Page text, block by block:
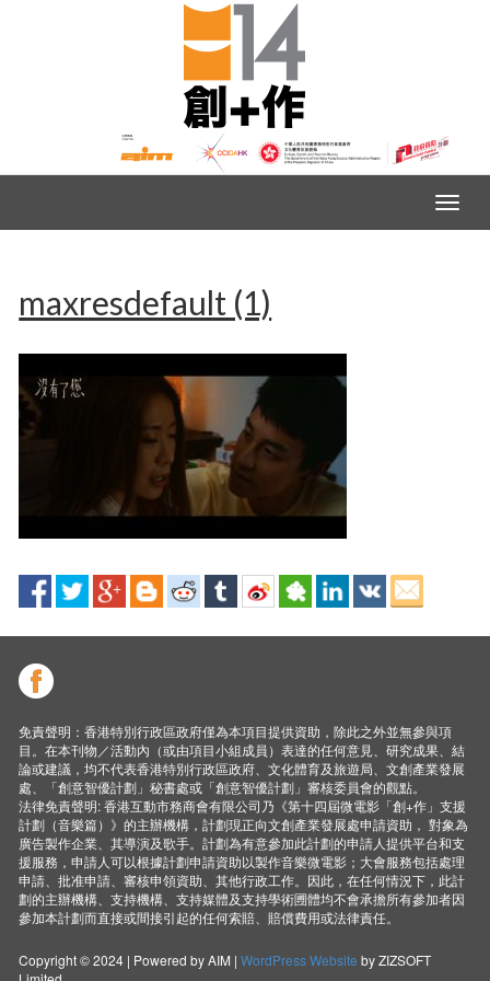
maxresdefault (1)
免責聲明：香港特別行政區政府僅為本項目提供資助，除此之外並無參與項
目。在本刊物／活動內（或由項目小組成員）表達的任何意見、研究成果、結
論或建議，均不代表香港特別行政區政府、文化體育及旅遊局、文創產業發展
處、「創意智優計劃」秘書處或「創意智優計劃」審核委員會的觀點。
法律免責聲明: 香港互動市務商會有限公司乃《第十四屆微電影「創+作」支援
計劃（音樂篇）》的主辦機構，計劃現正向文創產業發展處申請資助， 對象為
廣告製作企業、其導演及歌手。計劃為有意參加此計劃的申請人提供平台和支
援服務，申請人可以根據計劃申請資助以製作音樂微電影；大會服務包括處理
申請、批准申請、審核申領資助、其他行政工作。因此，在任何情況下，此計
劃的主辦機構、支持機構、支持媒體及支持學術圑體均不會承擔所有參加者因
參加本計劃而直接或間接引起的任何索賠、賠償費用或法律責任。
Copyright © 2024 | Powered by AIM |WordPress Website by ZIZSOFT